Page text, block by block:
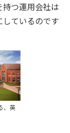
つ運用会社は
ているのです
、英